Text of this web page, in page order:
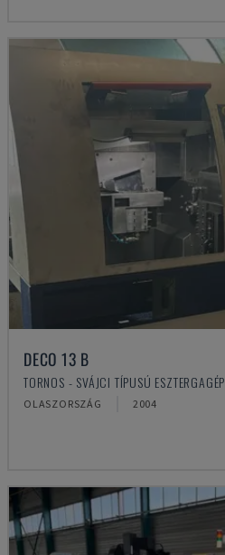
DECO 13 B
TORNOS - SVÁJCI TÍPUSÚ ESZTERGAGÉP
OLASZORSZÁG 2004